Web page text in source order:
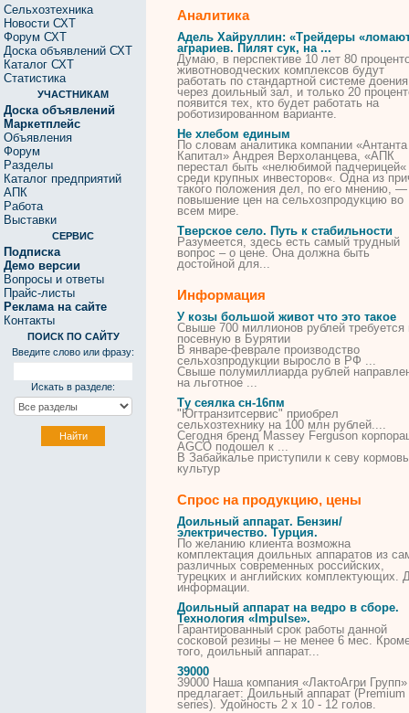
Сельхозтехника
Новости СХТ
Форум СХТ
Доска объявлений СХТ
Каталог СХТ
Статистика
УЧАСТНИКАМ
Доска объявлений
Маркетплейс
Объявления
Форум
Разделы
Каталог предприятий
АПК
Работа
Выставки
СЕРВИС
Подписка
Демо версии
Вопросы и ответы
Прайс-листы
Реклама на сайте
Контакты
ПОИСК ПО САЙТУ
Введите слово или фразу:
Искать в разделе:
Аналитика
Адель Хайруллин: «Трейдеры
аграриев. Пилят сук, на ...
Думаю, в перспективе 10 лет 80
животноводческих комплексов будут
работать по стандартной системе доения
через доильный зал, и только 20
появится тех, кто будет работать на
роботизированном варианте.
Не хлебом единым
По словам аналитика компании «Антанта
Капитал» Андрея Верхоланцева, «АПК
перестал быть «нелюбимой падчерицей«
среди крупных инвесторов«. Одна из
такого положения дел, по его мнению, —
повышение цен на сельхозпродукцию во
всем мире.
Тверское село. Путь к стабильности
Разумеется, здесь есть самый трудный
вопрос – о цене. Она должна быть
достойной для...
Информация
У козы большой живот что это такое
Свыше 700 миллионов рублей требуется
посевную в Бурятии
В январе-феврале производство
сельхозпродукции выросло в РФ ...
Свыше полумиллиарда рублей
на льготное ...
Ту сеялка сн-16пм
"Югтранзитсервис" приобрел
сельхозтехнику на 100 млн рублей....
Сегодня бренд Massey Ferguson
AGCO подошел к ...
В Забайкалье приступили к севу
культур
Спрос на продукцию, цены
Доильный аппарат. Бензин/
электричество. Турция.
По желанию клиента возможна
комплектация доильных аппаратов из
различных современных российских,
турецких и английских комплектующих.
информации.
Доильный аппарат на ведро в сборе.
Технология «Impulse».
Гарантированный срок работы данной
сосковой резины – не менее 6 мес.
того, доильный аппарат...
39000
39000 Наша компания «ЛактоАгри Групп»
предлагает: Доильный аппарат (Premium
series). Удойность 2 x 10 - 12 голов.